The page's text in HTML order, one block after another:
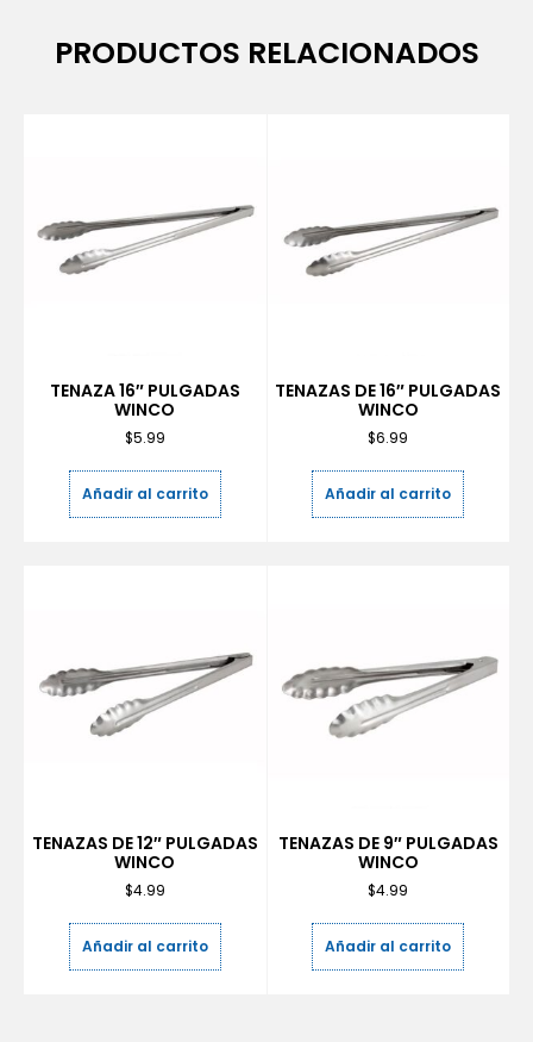
PRODUCTOS RELACIONADOS
TENAZA 16″ PULGADAS
WINCO
$5.99
Añadir al carrito
TENAZAS DE 16″ PULGADAS
WINCO
$6.99
Añadir al carrito
TENAZAS DE 12″ PULGADAS
WINCO
$4.99
Añadir al carrito
TENAZAS DE 9″ PULGADAS
WINCO
$4.99
Añadir al carrito